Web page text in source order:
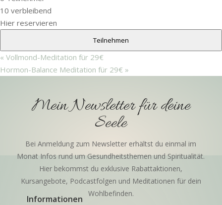
10 verbleibend
Hier reservieren
Teilnehmen
« Vollmond-Meditation für 29€
Hormon-Balance Meditation für 29€ »
Mein Newsletter für deine
Seele
Bei Anmeldung zum Newsletter erhältst du einmal im
Monat Infos rund um Gesundheitsthemen und Spiritualität.
Hier bekommst du exklusive Rabattaktionen,
Kursangebote, Podcastfolgen und Meditationen für dein
Wohlbefinden.
Informationen